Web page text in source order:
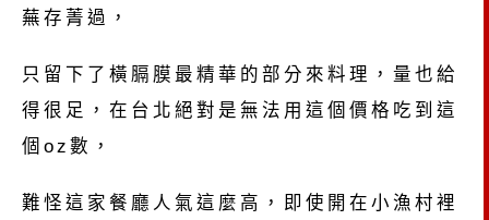
蕪存菁過，
只留下了橫膈膜最精華的部分來料理，量也給
得很足，在台北絕對是無法用這個價格吃到這
個oz數，
難怪這家餐廳人氣這麼高，即使開在小漁村裡